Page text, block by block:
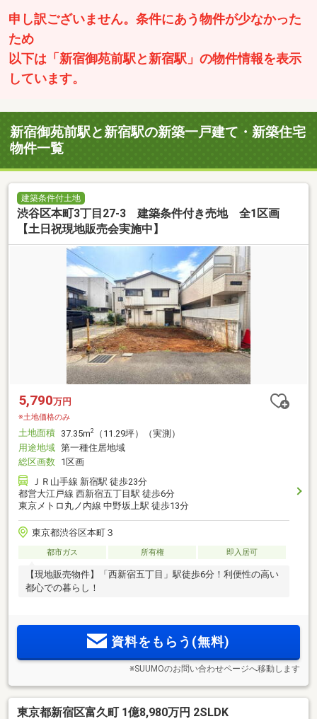
申し訳ございません。条件にあう物件が少なかった
ため
以下は「新宿御苑前駅と新宿駅」の物件情報を表示
しています。
新宿御苑前駅と新宿駅の新築一戸建て・新築住宅
物件一覧
建築条件付土地
渋谷区本町3丁目27-3 建築条件付き売地 全1区画
【土日祝現地販売会実施中】
5,790万円
※土地価格のみ
土地面積 37.35m2
（11.29坪）（実測）
用途地域 第一種住居地域
総区画数 1区画
ＪＲ山手線 新宿駅 徒歩23分
都営大江戸線 西新宿五丁目駅 徒歩6分
東京メトロ丸ノ内線 中野坂上駅 徒歩13分
東京都渋谷区本町３
都市ガス 所有権 即入居可
【現地販売物件】「西新宿五丁目」駅徒歩6分！利便性の高い
都心での暮らし！
資料をもらう(無料)
※SUUMOのお問い合わせページへ移動します
東京都新宿区富久町 1億8,980万円 2SLDK